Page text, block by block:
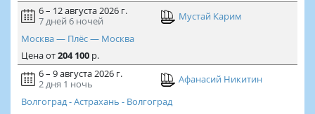
6 – 12 августа 2026 г.
7 дней 6 ночей
Мустай Карим
Москва — Плёс — Москва
Ценаот204 100р.
6 – 9 августа 2026 г.
2 дня 1 ночь
Афанасий Никитин
Волгоград - Астрахань - Волгоград